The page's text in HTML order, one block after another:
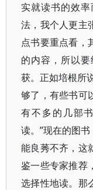
实就读书的效
法，我个人更主
点书要重点看，
的内容，所以
获。正如培根所
够了，有些书可
有不多的几部
读。”现在的图
能良莠不齐，这
鉴一些专家推荐
选择性地读。那